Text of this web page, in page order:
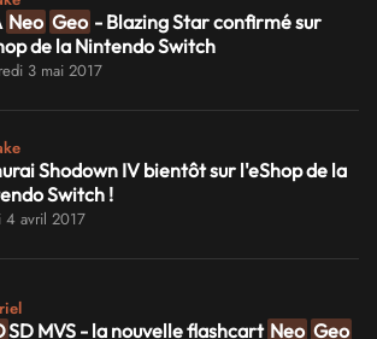
Neo Geo - Blazing Star confirmé sur
de la Nintendo Switch
3 mai 2017
Shodown IV bientôt sur l'eShop de la
Switch !
4 avril 2017
SD MVS - la nouvelle flashcart Neo Geo